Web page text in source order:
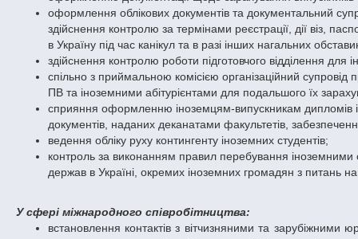
оформлення облікових документів та документальний
здійснення контролю за термінами реєстрації, дії віз,
в Україну під час канікул та в разі інших нагальних
здійснення контролю роботи підготовчого відділення для
спільно з приймальною комісією організаційний
ПВ та іноземними абітурієнтами для подальшого їх
сприяння оформленню іноземцям-випускникам дипломів і
документів, наданих деканатами факультетів,
ведення обліку руху контингенту іноземних студентів;
контроль за виконанням правил перебування іноземними
держав в Україні, окремих іноземних громадян з питань
У сфері міжнародного співробітництва:
встановлення контактів з вітчизняними та зарубіжними